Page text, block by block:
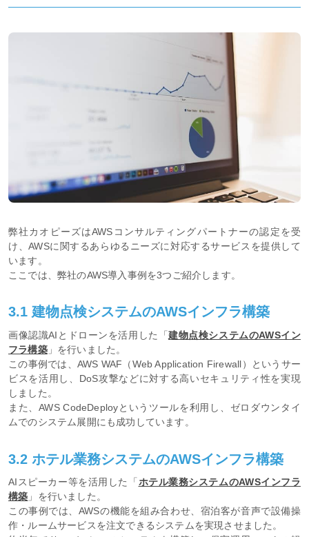
弊社カオピーズはAWSコンサルティングパートナーの認定を受
け、AWSに関するあらゆるニーズに対応するサービスを提供して
います。
ここでは、弊社のAWS導入事例を3つご紹介します。
3.1 建物点検システムのAWSインフラ構築
画像認識AIとドローンを活用した「建物点検システムのAWSイン
フラ構築」を行いました。
この事例では、AWS WAF（Web Application Firewall）というサー
ビスを活用し、DoS攻撃などに対する高いセキュリティ性を実現
しました。
また、AWS CodeDeployというツールを利用し、ゼロダウンタイ
ムでのシステム展開にも成功しています。
3.2 ホテル業務システムのAWSインフラ構築
AIスピーカー等を活用した「 ホテル業務システムのAWSインフラ
構築 」を行いました。
この事例では、AWSの機能を組み合わせ、宿泊客が音声で設備操
作・ルームサービスを注文できるシステムを実現させました。